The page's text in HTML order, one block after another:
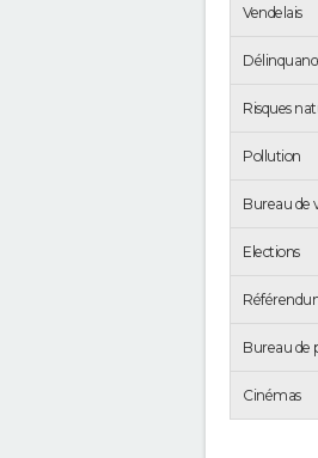
Vendelais
Risques
Pollution
Bureau de
Elections
Bureau de
Cinémas